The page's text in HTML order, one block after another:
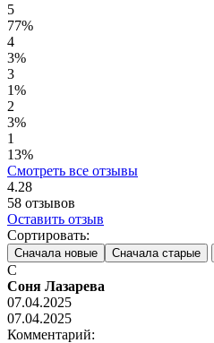
5
77%
4
3%
3
1%
2
3%
1
13%
Смотреть все отзывы
4.28
58 отзывов
Оставить отзыв
Сортировать:
Сначала новые Сначала старые
С
Соня Лазарева
07.04.2025
07.04.2025
Комментарий: